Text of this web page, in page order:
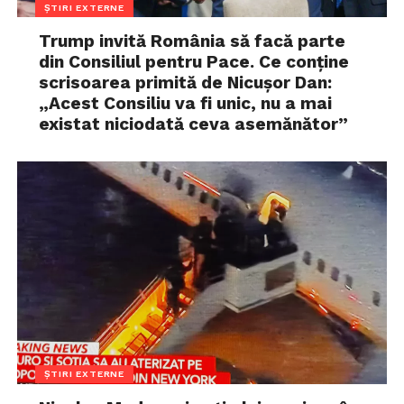
ȘTIRI EXTERNE
Trump invită România să facă parte
din Consiliul pentru Pace. Ce conține
scrisoarea primită de Nicușor Dan:
„Acest Consiliu va fi unic, nu a mai
existat niciodată ceva asemănător”
ȘTIRI EXTERNE